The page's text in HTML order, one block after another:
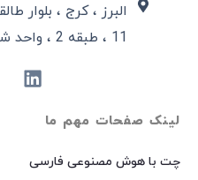
لینک صفحات مهم ما
چت با هوش مصنوعی فارسی
البرز ، کرج ، بلوار
11 ، طبقه 2 ، واحد شرقی